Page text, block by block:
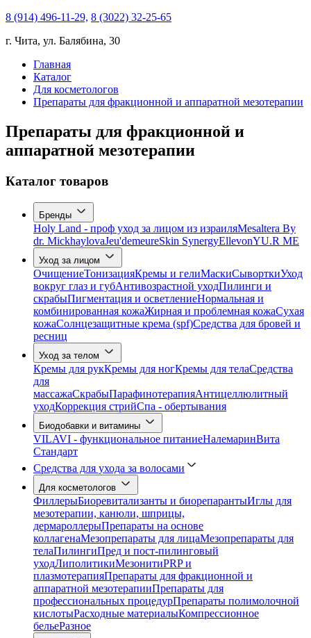
8 (914) 496-11-29, 8 (3022) 32-25-65
г. Чита, ул. Балябина, 30
Главная
Каталог
Для косметологов
Препараты для фракционной и аппаратной мезотерапии
Препараты для фракционной и
аппаратной мезотерапии
Каталог товаров
Бренды
Holy Land - проф уход за лицом из израиляMesaltera By
dr. MickhaylovaJeu'demeureSkin SynergyEllevonYU.R ME
Уход за лицом
ОчищениеТонизацияКремы и гелиМаскиСыворткиУход
вокруг глаз и губАнтивозрастной уходПилинги и
скрабыПигментация и осветлениеНормальная и
комбинированная кожаЖирная и проблемная кожаСухая
кожаСолнцезащитные крема (spf)Средства для бровей и
ресниц
Уход за телом
Кремы для рукКремы для ногКремы для телаСредства
для
массажаСкрабыПарафинотерапияАнтицеллюлитный
уходКоррекция стрийСпа - обертывания
Биодобавки и витамины
VILAVI - функциональное питаниеНалемаринВита
Стандарт
Средства для ухода за волосами
Для косметологов
ФиллерыБиоревитализанты и биорепарантыИглы для
мезотерапии, канюли, шприцы,
дермароллерыПрепараты на основе
коллагенаМезопрепараты для лицаМезопрепараты для
телаПилингиПред и пост-пилинговый
уходЛиполитикиМезонитиPRP и
плазмотерапияПрепараты для фракционной и
аппаратной мезотерапииПрепараты для
профессиональных процедурПрепараты полимолочной
кислотыРасходные материалыКомпрессионное
бельеРазное